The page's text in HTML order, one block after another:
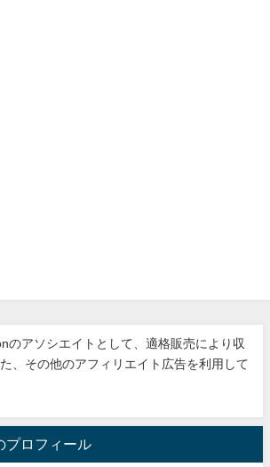
のアソシエイトとして、適格販売により収
、その他のアフィリエイト広告を利用して
プロフィール